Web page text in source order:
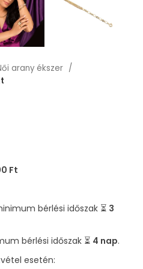
arany ékszer
Ft
bérlési időszak ⏳ 3
bérlési időszak ⏳ 4 nap.
esetén: